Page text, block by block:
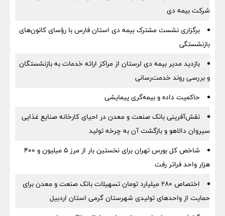
شرکت بیمه دی
برگزاری نشست مشترک بیمه دی استان فارس با رؤسای کانون‌های
بازنشستگی
بازدید مدیر بیمه دی لرستان از مراکز ارائه خدمات به بازنشستگان
و بررسی روند خدمت‌رسانی
حاکمیت داده و بیمه‌گری پیمایشی
نقش‌آفرینی بانک صنعت و معدن در احیای کارخانه صنایع غذایی
سیروان دالاهو و بازگشت آن به چرخه تولید
شاخص کل بورس تهران برای نخستین بار از مرز ۵ میلیون و ۴۰۰
هزار واحد فراتر رفت
اختصاص ۲۸۰ میلیارد تومان تسهیلات بانک صنعت و معدن برای
حمایت از واحدهای تولیدی شهرستان گرمی استان اردبیل